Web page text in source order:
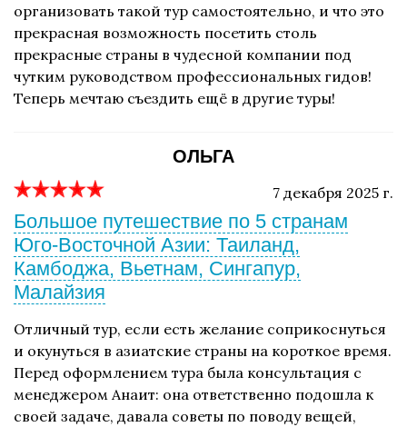
организовать такой тур самостоятельно, и что это
прекрасная возможность посетить столь
прекрасные страны в чудесной компании под
чутким руководством профессиональных гидов!
Теперь мечтаю съездить ещё в другие туры!
ОЛЬГА
7 декабря 2025 г.
Большое путешествие по 5 странам
Юго-Восточной Азии: Таиланд,
Камбоджа, Вьетнам, Сингапур,
Малайзия
Отличный тур, если есть желание соприкоснуться
и окунуться в азиатские страны на короткое время.
Перед оформлением тура была консультация с
менеджером Анаит: она ответственно подошла к
своей задаче, давала советы по поводу вещей,